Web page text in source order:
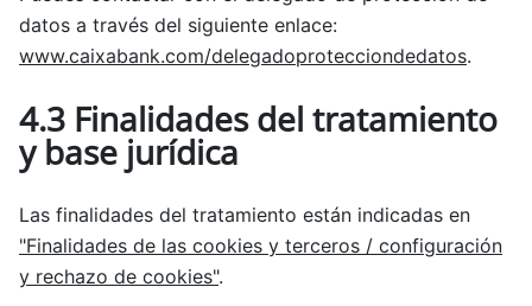
datos a través del siguiente enlace:
www.caixabank.com/delegadoprotecciondedatos.
4.3 Finalidades del tratamiento
y base jurídica
Las finalidades del tratamiento están indicadas en
"Finalidades de las cookies y terceros / configuración
y rechazo de cookies".